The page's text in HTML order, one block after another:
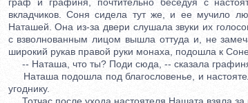
граф и графиня, почтительно беседуя с
вкладчиков. Соня сидела тут же, и ее мучило
Наташей. Она из-за двери слушала звуки их
с взволнованным лицом вышла оттуда и, не
широкий рукав правой руки монаха, подошла к
-- Наташа, что ты? Поди сюда, -- сказала
Наташа подошла под благословенье, и
угоднику.